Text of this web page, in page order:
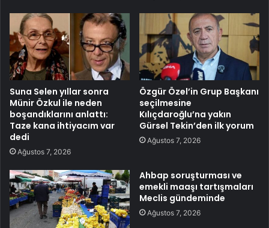
Suna Selen yıllar sonra
Münir Özkul ile neden
boşandıklarını anlattı:
Taze kana ihtiyacım var
dedi
Ağustos 7, 2026
Özgür Özel’in Grup Başkanı
seçilmesine
Kılıçdaroğlu’na yakın
Gürsel Tekin’den ilk yorum
Ağustos 7, 2026
Ahbap soruşturması ve
emekli maaşı tartışmaları
Meclis gündeminde
Ağustos 7, 2026